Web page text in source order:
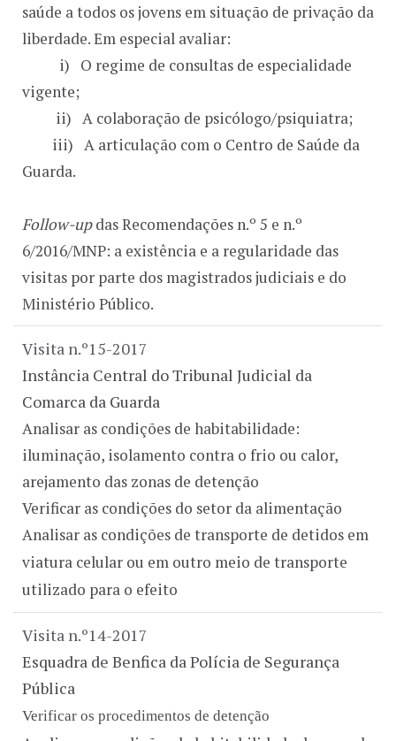
saúde a todos os jovens em situação de privação da
liberdade. Em especial avaliar:
i)
O regime de consultas de especialidade
vigente;
ii) A colaboração de psicólogo/psiquiatra;
iii) A articulação com o Centro de Saúde da
Guarda.
Follow-updas Recomendações n.º 5 e n.º
6/2016/MNP: a existência e a regularidade das
visitas por parte dos magistrados judiciais e do
Ministério Público.
Visita n.º15-2017
Instância Central do Tribunal Judicial da
Comarca da Guarda
Analisar as condições de habitabilidade:
iluminação, isolamento contra o frio ou calor,
arejamento das zonas de detenção
Verificar as condições do setor da alimentação
Analisar as condições de transporte de detidos em
viatura celular ou em outro meio de transporte
utilizado para o efeito
Visita n.º14-2017
Esquadra de Benfica da Polícia de Segurança
Pública
Verificar os procedimentos de detenção